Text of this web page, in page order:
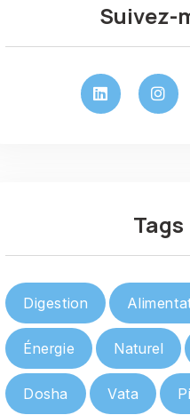
Suivez-
Tags
Digestion
Énergie Naturel
Dosha Vata